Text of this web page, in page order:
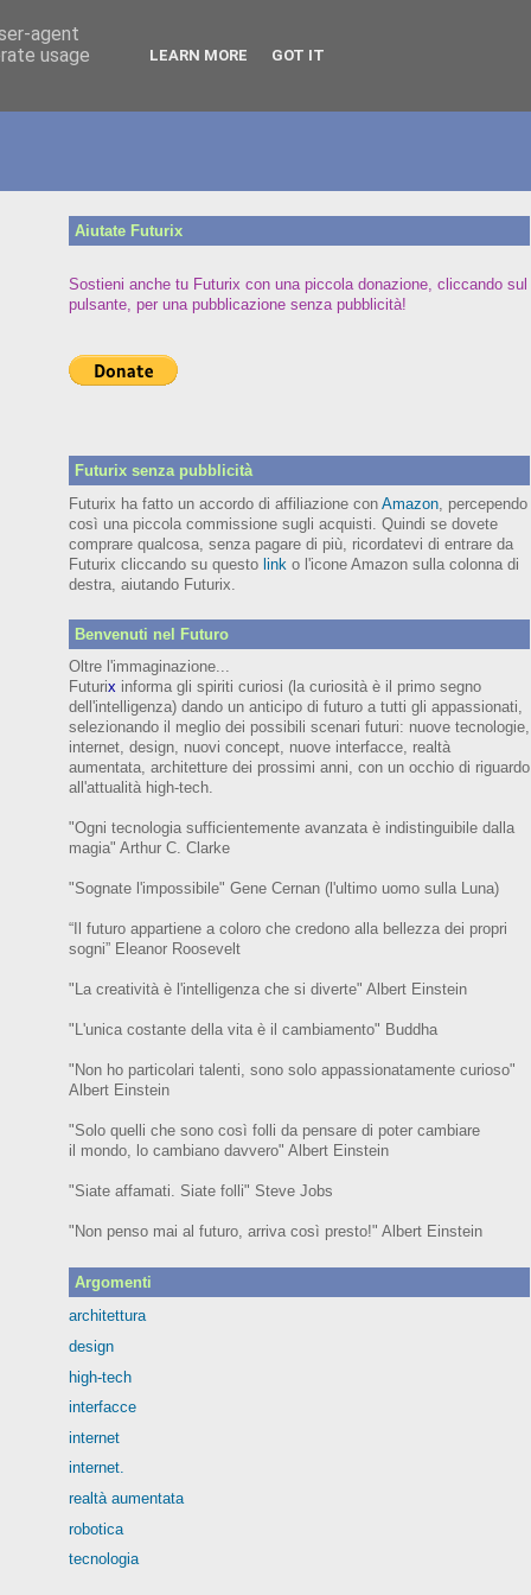
Aiutate Futurix
Sostieni anche tu Futurix con una piccola donazione, cliccando sul
pulsante, per una pubblicazione senza pubblicità!
Futurix senza pubblicità
Futurix ha fatto un accordo di affiliazione con Amazon, percependo
così una piccola commissione sugli acquisti. Quindi se dovete
comprare qualcosa, senza pagare di più, ricordatevi di entrare da
Futurix cliccando su questo link o l'icone Amazon sulla colonna di
destra, aiutando Futurix.
Benvenuti nel Futuro
Oltre l'immaginazione...
Futurix informa gli spiriti curiosi (la curiosità è il primo segno
dell'intelligenza)dando un anticipo di futuroa tutti gli appassionati,
selezionando il meglio dei possibili scenari futuri: nuove tecnologie,
internet, design, nuovi concept, nuove interfacce, realtà
aumentata, architetture dei prossimi anni, con un occhio di riguardo
all'attualità high-tech.
"Ogni tecnologia sufficientemente avanzata è indistinguibile dalla
magia" Arthur C. Clarke
"Sognate l'impossibile" Gene Cernan (l'ultimo uomo sulla Luna)
“Il futuro appartiene a coloro che credono alla bellezza dei propri
sogni” EleanorRoosevelt
"La creatività è l'intelligenza che si diverte" Albert Einstein
"L'unica costante della vita è il cambiamento" Buddha
"Non ho particolari talenti, sono solo appassionatamente curioso"
Albert Einstein
"Solo quelli che sono così folli da pensare di poter cambiare
il mondo, lo cambiano davvero" Albert Einstein
"Siate affamati. Siate folli" Steve Jobs
"Non penso mai al futuro, arriva così presto!" Albert Einstein
Argomenti
architettura
design
high-tech
interfacce
internet
internet.
realtà aumentata
robotica
tecnologia
agent
usage
LEARN MORE GOT IT